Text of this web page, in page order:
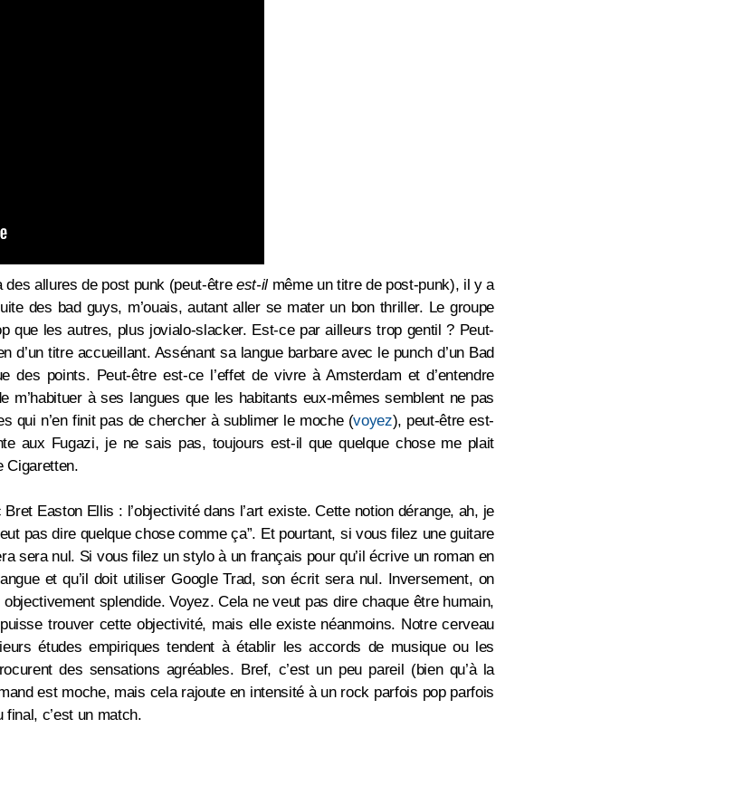
des allures de post punk (peut-êtreest-il même un titre de post-punk), il y a
des bad guys, m’ouais, autant aller se mater un bon thriller. Le groupe
que les autres, plus jovialo-slacker. Est-ce par ailleurs trop gentil ? Peut-
d’un titre accueillant. Assénant sa langue barbare avec le punch d’un Bad
des points. Peut-être est-ce l’effet de vivre à Amsterdam et d’entendre
m’habituer à ses langues que les habitants eux-mêmes semblent ne pas
qui n’en finit pas de chercher à sublimer le moche (voyez), peut-être est-
aux Fugazi, je ne sais pas, toujours est-il que quelque chose me plait
Cigaretten.
Bret Easton Ellis : l’objectivité dans l’art existe. Cette notion dérange, ah, je
pas dire quelque chose comme ça”. Et pourtant, si vous filez une guitare
sera nul. Si vous filez un stylo à un français pour qu’il écrive un roman en
et qu’il doit utiliser Google Trad, son écrit sera nul. Inversement, on
splendide. Voyez. Cela ne veut pas dire chaque être humain,
trouver cette objectivité, mais elle existe néanmoins. Notre cerveau
études empiriques tendent à établir les accords de musique ou les
des sensations agréables. Bref, c’est un peu pareil (bien qu’à la
est moche, mais cela rajoute en intensité à un rock parfois pop parfois
c’est un match.